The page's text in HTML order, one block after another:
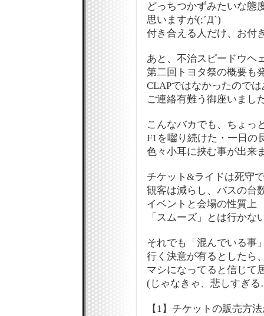
どっちつかずみたいな態
思いますが(;´Д`)
付き合える人だけ、お付
あと、不治スピードウヘ
第二回トヨタ祭の概要も
CLAPではなかったので
ご連絡有難う御座いまし
こんなバカでも、ちょっ
F1を囓り続けた・一日の
色々小耳に挟む事が出来
チケット&ライドは死守
観客は減らし、バスの台
イベントと会場の性質上
「スムーズ」とは行か
それでも「混んでいる事
行く決意が有るとしたら
マシになってると信じて
(じゃなきゃ、悲しすぎ
【1】チケットの販売方